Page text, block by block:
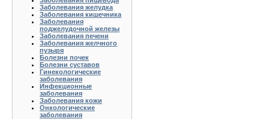
Заболевания желудка
Заболевания кишечника
Заболевания
поджелудочной железы
Заболевания печени
Заболевания желчного
пузыря
Болезни почек
Болезни суставов
Гинекологические
заболевания
Инфекционные
заболевания
Заболевания кожи
Онкологические
заболевания